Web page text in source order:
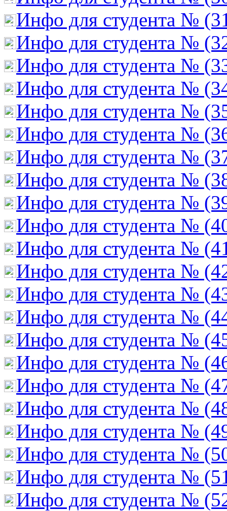
Инфо для студента №
Инфо для студента №
Инфо для студента №
Инфо для студента №
Инфо для студента №
Инфо для студента №
Инфо для студента №
Инфо для студента №
Инфо для студента №
Инфо для студента №
Инфо для студента №
Инфо для студента №
Инфо для студента №
Инфо для студента №
Инфо для студента №
Инфо для студента №
Инфо для студента №
Инфо для студента №
Инфо для студента №
Инфо для студента №
Инфо для студента №
Инфо для студента №